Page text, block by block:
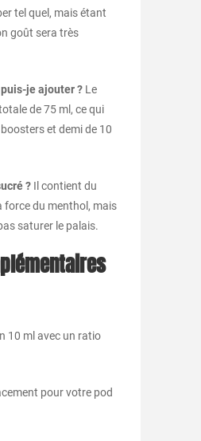
tel quel, mais étant
goût sera très
je ajouter ?Le
de 75 ml, ce qui
et demi de 10
?Il contient du
force du menthol, mais
saturer le palais.
10 ml avec un ratio
pour votre pod